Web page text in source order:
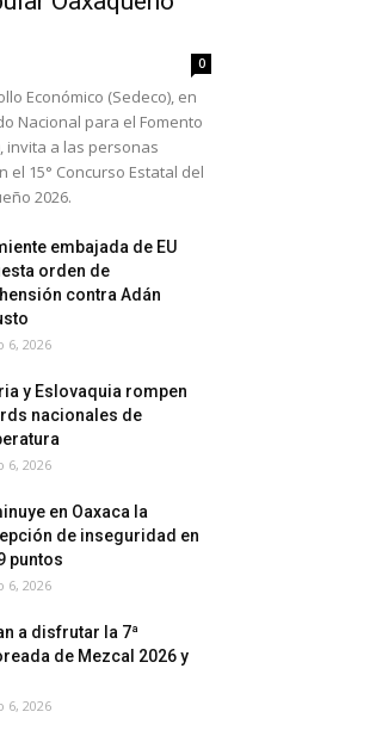
0
Económico (Sedeco), en
Nacional para el Fomento
invita a las personas
15° Concurso Estatal del
2026.
embajada de EU
orden de
contra Adán
6, 2026
y Eslovaquia rompen
nacionales de
6, 2026
en Oaxaca la
de inseguridad en
puntos
6, 2026
a disfrutar la 7ª
de Mezcal 2026 y
6, 2026